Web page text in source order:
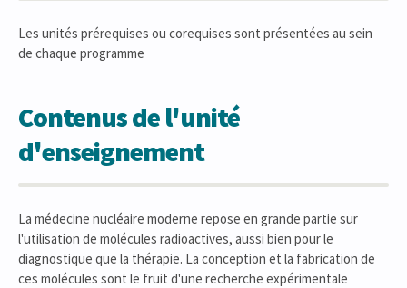
Les unités prérequises ou corequises sont présentées au sein
de chaque programme
Contenus de l'unité
d'enseignement
La médecine nucléaire moderne repose en grande partie sur
l'utilisation de molécules radioactives, aussi bien pour le
diagnostique que la thérapie. La conception et la fabrication de
ces molécules sont le fruit d'une recherche expérimentale